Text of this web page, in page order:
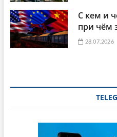
С кем и
при чём
28.07.2026